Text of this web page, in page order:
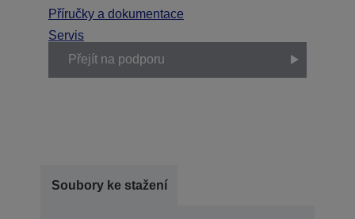
Příručky a dokumentace
Servis
Přejít na podporu
Soubory ke stažení